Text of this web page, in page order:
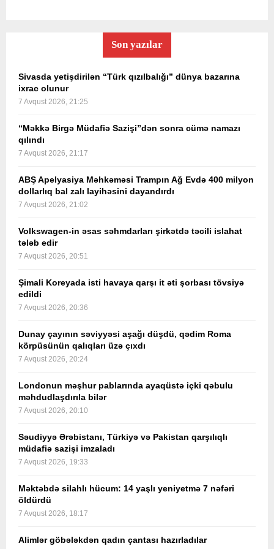
Son yazılar
Sivasda yetişdirilən “Türk qızılbalığı” dünya bazarına
ixrac olunur
7 Avqust 2026, 21:25
“Məkkə Birgə Müdafiə Sazişi”dən sonra cümə namazı
qılındı
7 Avqust 2026, 21:17
ABŞ Apelyasiya Məhkəməsi Trampın Ağ Evdə 400 milyon
dollarlıq bal zalı layihəsini dayandırdı
7 Avqust 2026, 21:02
Volkswagen-in əsas səhmdarları şirkətdə təcili islahat
tələb edir
7 Avqust 2026, 20:51
Şimali Koreyada isti havaya qarşı it əti şorbası tövsiyə
edildi
7 Avqust 2026, 20:36
Dunay çayının səviyyəsi aşağı düşdü, qədim Roma
körpüsünün qalıqları üzə çıxdı
7 Avqust 2026, 20:24
Londonun məşhur pablarında ayaqüstə içki qəbulu
məhdudlaşdırıla bilər
7 Avqust 2026, 20:10
Səudiyyə Ərəbistanı, Türkiyə və Pakistan qarşılıqlı
müdafiə sazişi imzaladı
7 Avqust 2026, 19:33
Məktəbdə silahlı hücum: 14 yaşlı yeniyetmə 7 nəfəri
öldürdü
7 Avqust 2026, 18:17
Alimlər göbələkdən qadın çantası hazırladılar